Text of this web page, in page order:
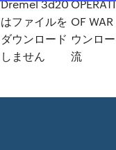
Dremel 3d20
はファイルを
ダウンロード
しません
OF
ウンロ
流